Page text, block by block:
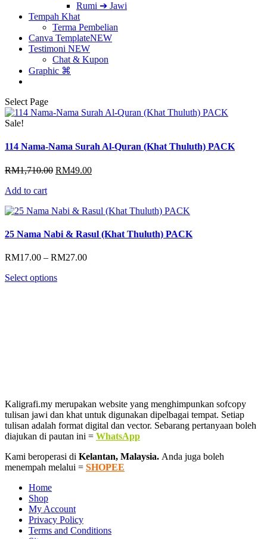
Rumi ➔ Jawi
Tempah Khat
Terma Pembelian
Canva TemplateNEW
Testimoni NEW
Chat & Kupon
Graphic ⌘
Select Page
Sale!
114 Nama-Nama Surah Al-Quran (Khat Thuluth) PACK
RM1,710.00 Original
RM49.00Current
Add to cart
25 Nama Nabi & Rasul (Khat Thuluth) PACK
RM17.00 – RM27.00Price
Select options
Kaligrafi.my merupakan website yang menghimpunkan sofcopy
tulisan jawi dan khat untuk digunakan dipelbagai tempat. Setiap
tulisan adalah format digital dan vector. Sebarang pertanyaan boleh
diajukan di pautan ini = WhatsApp
Kami beroperasi di Kelantan, Malaysia. Anda juga boleh
menempah melalui = SHOPEE
Home
Shop
My Account
Privacy Policy
Terms and Conditions